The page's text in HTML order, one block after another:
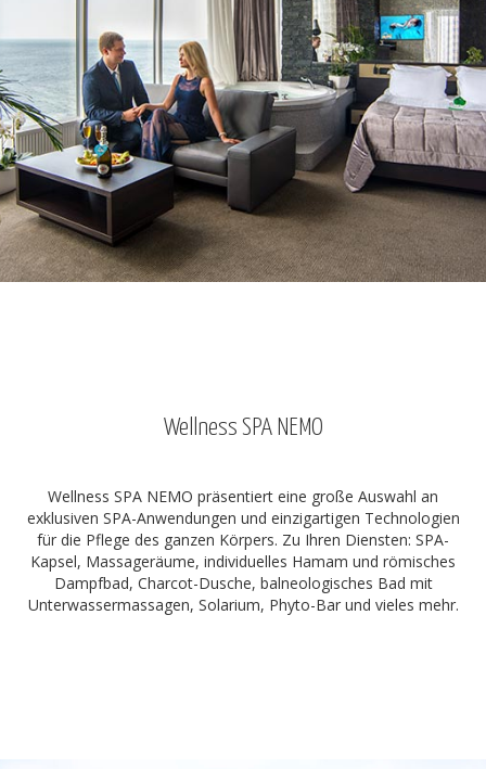
Wellness SPA NEMO
Wellness SPA NEMO präsentiert eine große Auswahl an
exklusiven SPA-Anwendungen und einzigartigen Technologien
für die Pflege des ganzen Körpers. Zu Ihren Diensten: SPA-
Kapsel, Massageräume, individuelles Hamam und römisches
Dampfbad, Charcot-Dusche, balneologisches Bad mit
Unterwassermassagen, Solarium, Phyto-Bar und vieles mehr.